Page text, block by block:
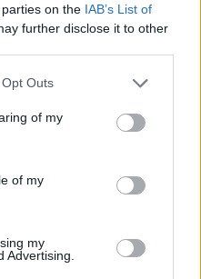
on the IAB’s List of
further disclose it to other
Outs
of my
of my
my
Advertising.
veces traspasado de